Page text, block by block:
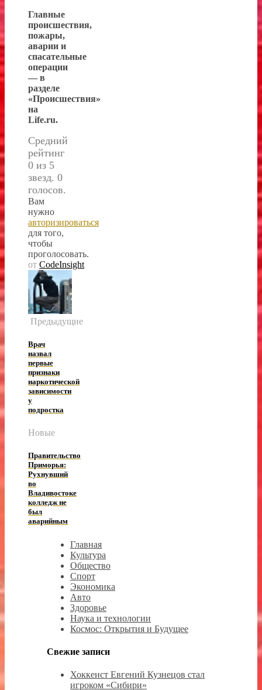
Главные
происшествия,
пожары,
аварии и
спасательные
операции
— в
разделе
«Происшествия»
на
Life.ru.
Средний
рейтинг
0 из 5
звезд. 0
голосов.
Вам
нужно
авторизироваться
для того,
чтобы
проголосовать.
от CodeInsight
Предыдущие
Врач
назвал
первые
признаки
наркотической
зависимости
у
подростка
Новые
Правительство
Приморья:
Рухнувший
во
Владивостоке
колледж не
был
аварийным
Главная
Культура
Общество
Спорт
Экономика
Авто
Здоровье
Наука и технологии
Космос: Открытия и Будущее
Свежие записи
Хоккеист Евгений Кузнецов стал
игроком «Сибири»